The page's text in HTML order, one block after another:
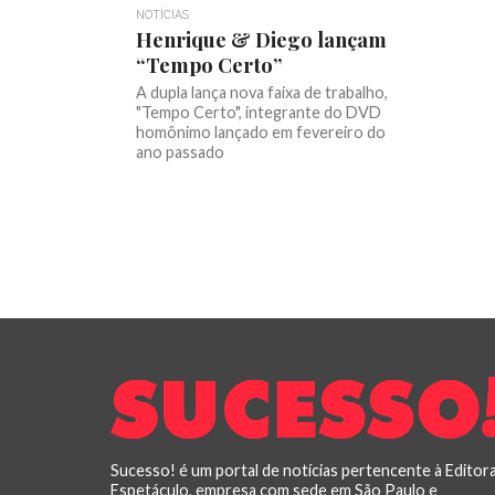
NOTÍCIAS
Henrique & Diego lançam
“Tempo Certo”
A dupla lança nova faixa de trabalho,
"Tempo Certo", integrante do DVD
homônimo lançado em fevereiro do
ano passado
Sucesso! é um portal de notícias pertencente à
Espetáculo, empresa com sede em São Paulo e